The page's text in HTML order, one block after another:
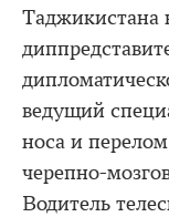
Таджикистана
ведущий
носа и
черепно-
Водитель